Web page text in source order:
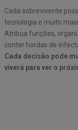
Cada sobrevivente
tecnologia e muito
Atribua funções,
conter hordas de
Cada decisão pode
viverá para ver o